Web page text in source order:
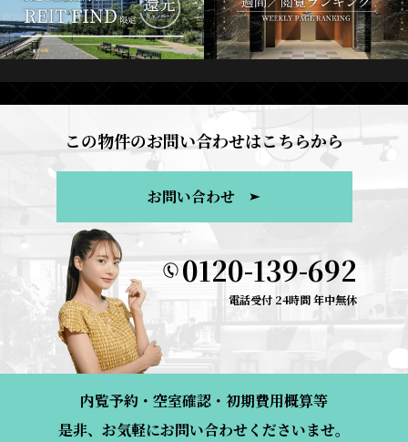
この物件のお問い合わせはこちらから
お問い合わせ
0120-139-692
電話受付 24時間 年中無休
内覧予約・空室確認・初期費用概算等
是非、お気軽にお問い合わせくださいませ。